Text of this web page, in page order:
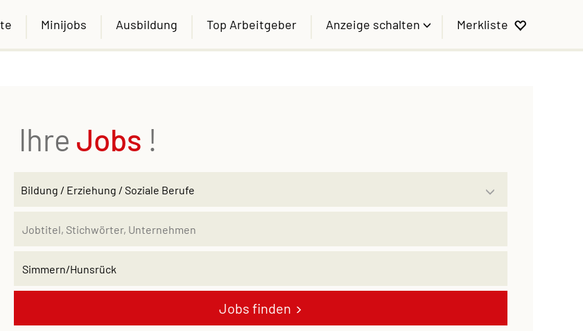
Minijobs Ausbildung Top Arbeitgeber Anzeige schalten Merkliste
Ihre Jobs !
Jobs finden